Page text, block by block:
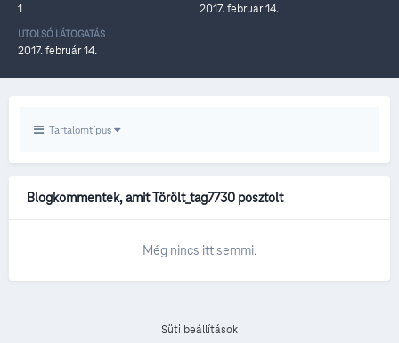
1 2017. február 14.
UTOLSÓ LÁTOGATÁS
2017. február 14.
Tartalomtípus
Blogkommentek, amit Törölt_tag7730 posztolt
Még nincs itt semmi.
Süti beállítások